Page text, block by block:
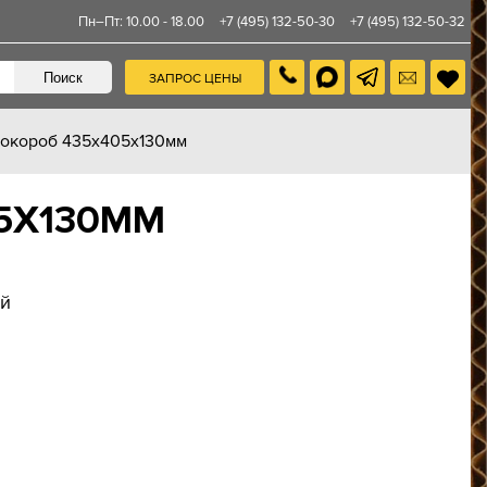
Пн–Пт: 10.00 - 18.00 +7 (495) 132-50-30 +7 (495) 132-50-32
ЗАПРОС ЦЕНЫ
435х405х130мм